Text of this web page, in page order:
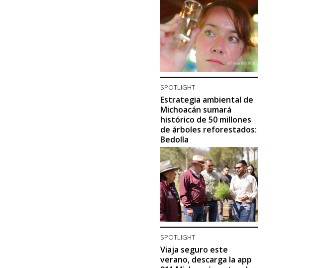
SPOTLIGHT
Estrategia ambiental de
Michoacán sumará
histórico de 50 millones
de árboles reforestados:
Bedolla
SPOTLIGHT
Viaja seguro este
verano, descarga la app